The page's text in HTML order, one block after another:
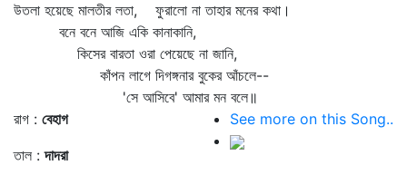
উতলা হয়েছে মালতীর লতা, ফুরালো না তাহার মনের কথা।
বনে বনে আজি একি কানাকানি,
কিসের বারতা ওরা পেয়েছে না জানি,
কাঁপন লাগে দিগঙ্গনার বুকের আঁচলে--
'সে আসিবে' আমার মন বলে॥
রাগ : বেহাগ
তাল :দাদরা
See more on this Song..